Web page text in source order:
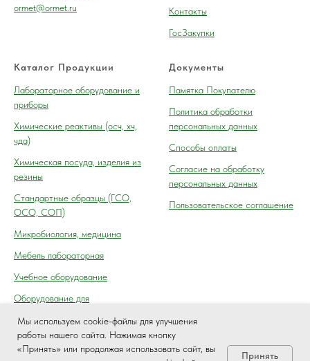
Мы используем cookie-файлы для улучшения
работы нашего сайта. Нажимая кнопку
«Принять» или продолжая использовать сайт, вы
Принять
ormet@ormet.ru
Контакты
ГосЗакупки
Каталог Продукции
Лабораторное оборудование и
приборы
Химические реактивы (осч, хч,
чда)
Химическая посуда, изделия из
резины
Cтандартные образцы (ГСО,
ОСО, СОП)
Микробиология, медицина
Мебель лабораторная
Учебное оборудование
Оборудование для
осмотра (контроля) ГАИ
Документы
Памятка Покупателю
Политика обработки
персональных данных
Способы оплаты
Согласие на обработку
персональных данных
Пользовательское соглашение